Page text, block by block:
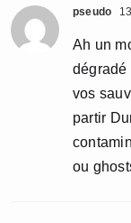
pseudo
Ah un
dégradé
vos
partir
ou